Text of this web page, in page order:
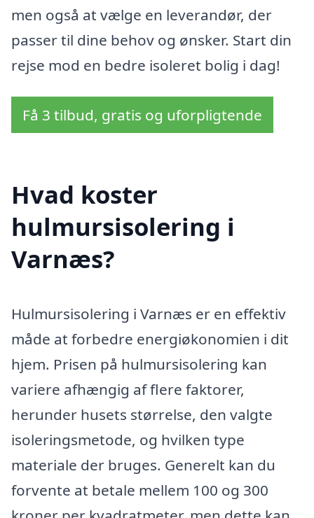
men også at vælge en leverandør, der
passer til dine behov og ønsker. Start din
rejse mod en bedre isoleret bolig i dag!
Få 3 tilbud, gratis og uforpligtende
Hvad koster
hulmursisolering i
Varnæs?
Hulmursisolering i Varnæs er en effektiv
måde at forbedre energiøkonomien i dit
hjem. Prisen på hulmursisolering kan
variere afhængig af flere faktorer,
herunder husets størrelse, den valgte
isoleringsmetode, og hvilken type
materiale der bruges. Generelt kan du
forvente at betale mellem 100 og 300